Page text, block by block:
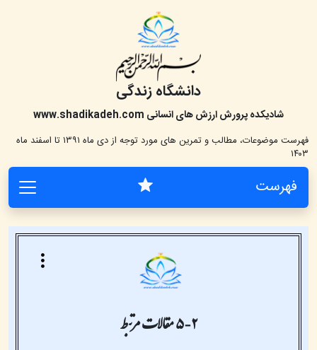
دانشگاه زندگی
شادیکده پرورش ارزش های انسانی www.shadikadeh.com
فهرست موضوعات، مطالب و تمرین های مورد توجه از دی ماه ۱۳۹۱ تا اسفند ماه
۱۴۰۳
فهرست
۵-۲ مقالات مرتبط